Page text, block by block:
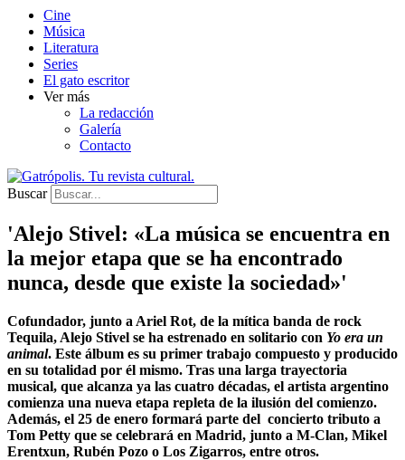
Cine
Música
Literatura
Series
El gato escritor
Ver más
La redacción
Galería
Contacto
Buscar
'Alejo Stivel: «La música se encuentra en
la mejor etapa que se ha encontrado
nunca, desde que existe la sociedad»'
Cofundador, junto a Ariel Rot, de la mítica banda de rock
Tequila, Alejo Stivel se ha estrenado en solitario con Yo era un
animal. Este álbum es su primer trabajo compuesto y producido
en su totalidad por él mismo. Tras una larga trayectoria
musical, que alcanza ya las cuatro décadas, el artista argentino
comienza una nueva etapa repleta de la ilusión del comienzo.
Además, el 25 de enero formará parte del concierto tributo a
Tom Petty que se celebrará en Madrid, junto a M-Clan, Mikel
Erentxun, Rubén Pozo o Los Zigarros, entre otros.